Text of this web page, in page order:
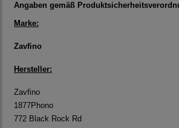
Angaben gemäß
Marke:
Zavfino
Hersteller:
Zavfino
1877Phono
772 Black Rock Rd